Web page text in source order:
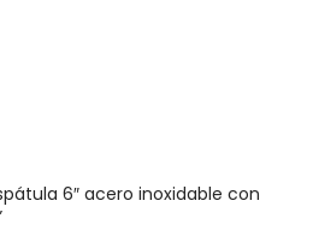
6″ acero inoxidable con